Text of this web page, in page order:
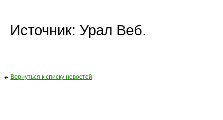
Источник: Урал Веб.
Вернуться к списку новостей